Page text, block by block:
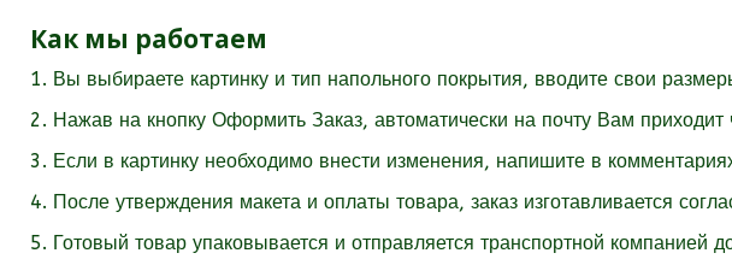
Как мы работаем
1. Вы выбираете картинку и тип напольного покрытия, вводите свои
2. Нажав на кнопку Оформить Заказ, автоматически на почту Вам
3. Если в картинку необходимо внести изменения, напишите в
4. После утверждения макета и оплаты товара, заказ изготавливается
5. Готовый товар упаковывается и отправляется транспортной компанией